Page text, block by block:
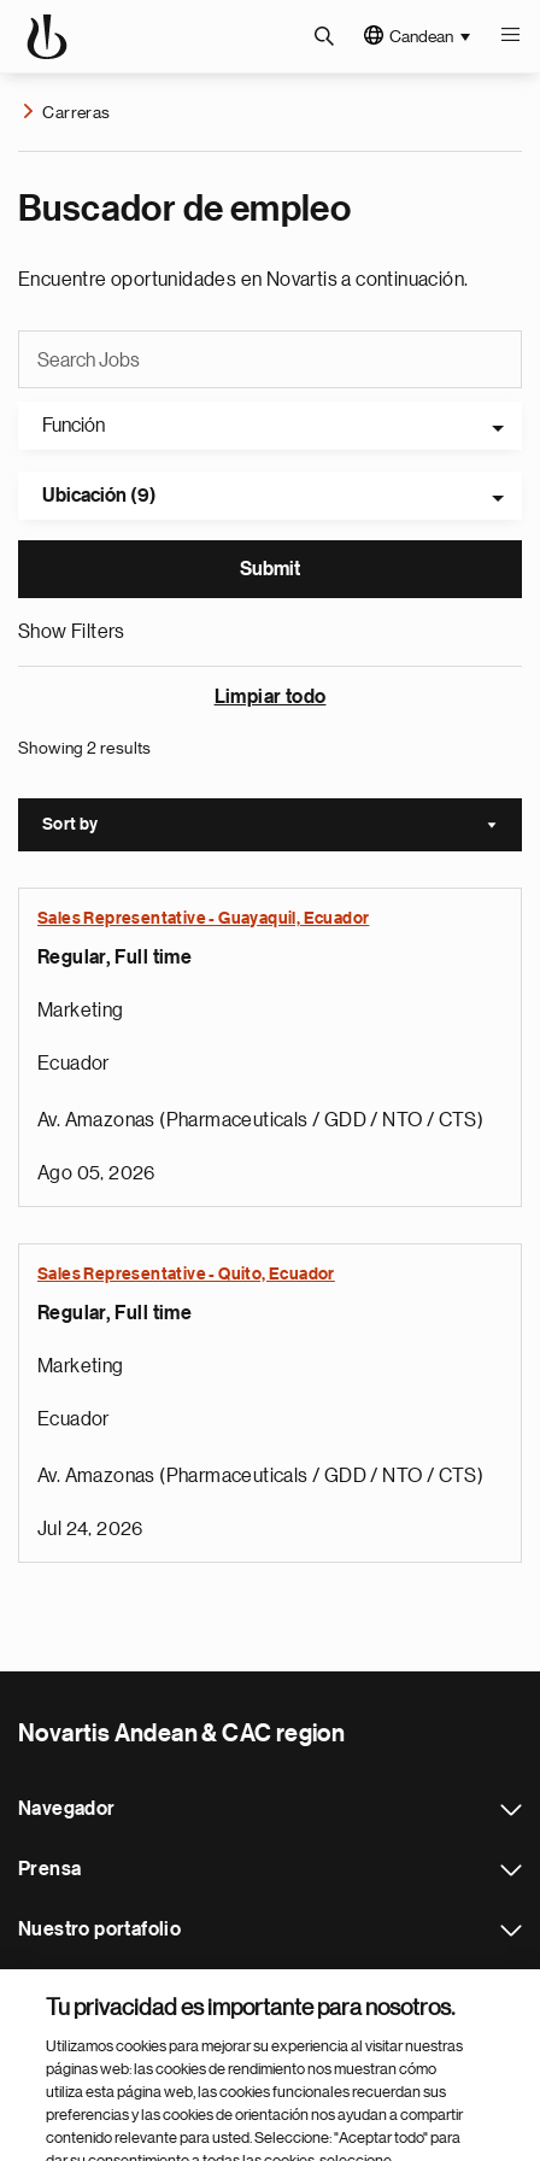
Candean
Carreras
Buscador de empleo
Encuentre oportunidades en Novartis a continuación.
Función
Ubicación (9)
Show Filters
Limpiar todo
Showing 2 results
Sort by Sort
Sales Representative - Guayaquil, Ecuador
Regular, Full time
Marketing
Ecuador
Av. Amazonas (Pharmaceuticals / GDD / NTO / CTS)
Ago 05, 2026
Sales Representative - Quito, Ecuador
Regular, Full time
Marketing
Ecuador
Av. Amazonas (Pharmaceuticals / GDD / NTO / CTS)
Jul 24, 2026
Novartis Andean & CAC region
Navegador
Prensa
Nuestro portafolio
Footer Site Search
Tu privacidad es importante para nosotros.
Utilizamos cookies para mejorar su experiencia al visitar nuestras
páginas web: las cookies de rendimiento nos muestran cómo
utiliza esta página web, las cookies funcionales recuerdan sus
preferencias y las cookies de orientación nos ayudan a compartir
contenido relevante para usted. Seleccione: "Aceptar todo" para